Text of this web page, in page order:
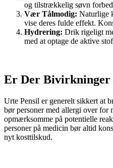
og tilstrækkelig søvn
Vær Tålmodig: Naturlige
vise deres fulde effekt.
Hydrering: Drik rigeligt
med at optage de aktive
Er Der Bivirkninger
Urte Pensil er generelt sikkert at
bør personer med allergi over for
opmærksomme på potentielle
personer på medicin bør altid
nyt kosttilskud.